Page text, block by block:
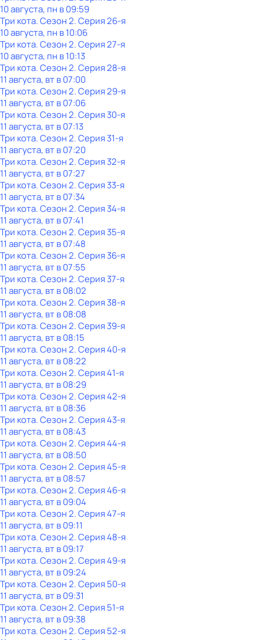
10 августа, пн в 09:59
Три кота. Сезон 2. Серия 26-я
10 августа, пн в 10:06
Три кота. Сезон 2. Серия 27-я
10 августа, пн в 10:13
Три кота. Сезон 2. Серия 28-я
11 августа, вт в 07:00
Три кота. Сезон 2. Серия 29-я
11 августа, вт в 07:06
Три кота. Сезон 2. Серия 30-я
11 августа, вт в 07:13
Три кота. Сезон 2. Серия 31-я
11 августа, вт в 07:20
Три кота. Сезон 2. Серия 32-я
11 августа, вт в 07:27
Три кота. Сезон 2. Серия 33-я
11 августа, вт в 07:34
Три кота. Сезон 2. Серия 34-я
11 августа, вт в 07:41
Три кота. Сезон 2. Серия 35-я
11 августа, вт в 07:48
Три кота. Сезон 2. Серия 36-я
11 августа, вт в 07:55
Три кота. Сезон 2. Серия 37-я
11 августа, вт в 08:02
Три кота. Сезон 2. Серия 38-я
11 августа, вт в 08:08
Три кота. Сезон 2. Серия 39-я
11 августа, вт в 08:15
Три кота. Сезон 2. Серия 40-я
11 августа, вт в 08:22
Три кота. Сезон 2. Серия 41-я
11 августа, вт в 08:29
Три кота. Сезон 2. Серия 42-я
11 августа, вт в 08:36
Три кота. Сезон 2. Серия 43-я
11 августа, вт в 08:43
Три кота. Сезон 2. Серия 44-я
11 августа, вт в 08:50
Три кота. Сезон 2. Серия 45-я
11 августа, вт в 08:57
Три кота. Сезон 2. Серия 46-я
11 августа, вт в 09:04
Три кота. Сезон 2. Серия 47-я
11 августа, вт в 09:11
Три кота. Сезон 2. Серия 48-я
11 августа, вт в 09:17
Три кота. Сезон 2. Серия 49-я
11 августа, вт в 09:24
Три кота. Сезон 2. Серия 50-я
11 августа, вт в 09:31
Три кота. Сезон 2. Серия 51-я
11 августа, вт в 09:38
Три кота. Сезон 2. Серия 52-я